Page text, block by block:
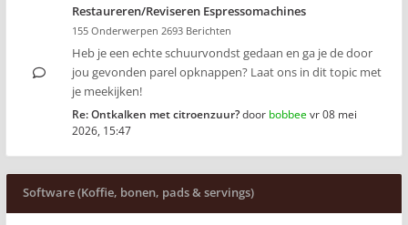
Restaureren/Reviseren Espressomachines
155 Onderwerpen 2693 Berichten
Heb je een echte schuurvondst gedaan en ga je de door
jou gevonden parel opknappen? Laat ons in dit topic met
je meekijken!
Re: Ontkalken met citroenzuur?door bobbeevr 08 mei
2026, 15:47
Software (Koffie, bonen, pads & servings)